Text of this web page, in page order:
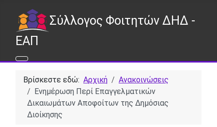
Σύλλογος Φοιτητών ΔΗΔ -
ΕΑΠ
Βρίσκεστε εδώ: Αρχική
Ανακοινώσεις
Ενημέρωση Περί Επαγγελματικών
Δικαιωμάτων Αποφοίτων της Δημόσιας
Διοίκησης